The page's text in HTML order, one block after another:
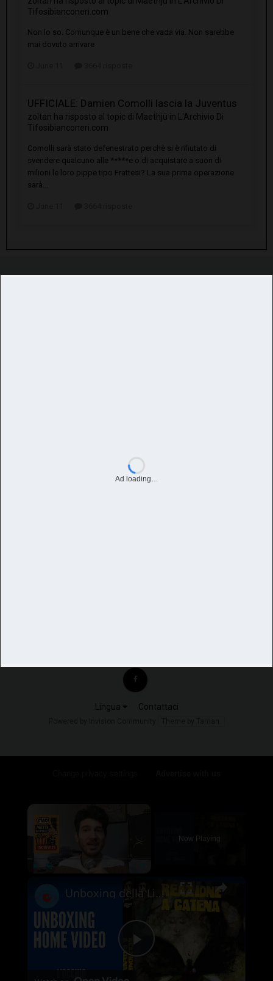
Tifosibianconeri.com
Non lo so. Comunque è un bene che vada via. Non sarebbe
mai dovuto arrivare
UFFICIALE: Damien Comolli lascia la Juventus
zoltan ha risposto al topic di Maethjü in
L'Archivio Di
Tifosibianconeri.com
Comolli sarà stato defenestrato perchè si è rifiutato di
svendere qualcuno alle *****e o di acquistare a suon di
milioni le loro pippe tipo Frattesi? La sua prima operazione
sarà...
Ad loading…
Lingua Contattaci
Now Playing
Play
Unboxing della Limited Edition 4K UHD + Blu-ray di Reazione a Catena - Vale la pena acquistarla?